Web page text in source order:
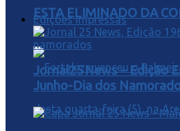
ESTA ELIMINADO DA
Edições Impressas
Jornal25News – Edição
Junho-Dia dos